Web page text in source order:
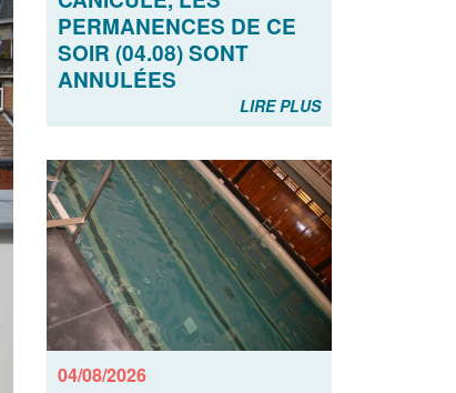
PERMANENCES DE CE
SOIR (04.08) SONT
ANNULÉES
LIRE PLUS
04/08/2026